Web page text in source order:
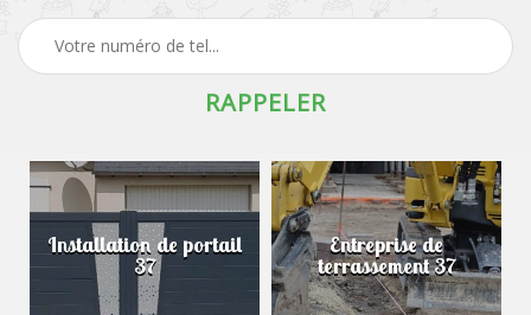
Installation de portail
37
Entreprise de
terrassement 37